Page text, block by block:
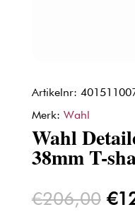
Artikelnr:
Merk: Wahl
Wahl
38mm T-
€206,00 €